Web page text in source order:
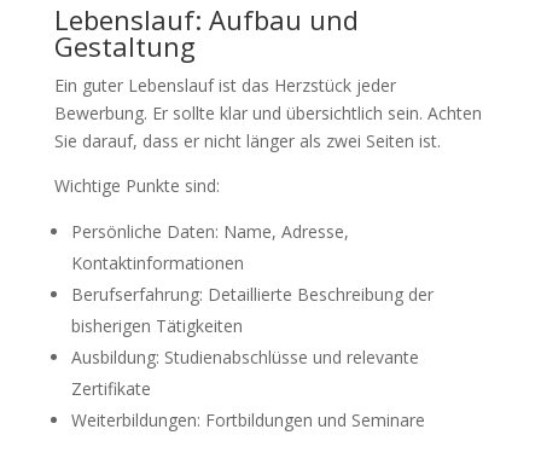
Lebenslauf: Aufbau und
Gestaltung
Ein guter Lebenslauf ist das Herzstück jeder
Bewerbung. Er sollte klar und übersichtlich sein. Achten
Sie darauf, dass er nicht länger als zwei Seiten ist.
Wichtige Punkte sind:
Persönliche Daten: Name, Adresse,
Kontaktinformationen
Berufserfahrung: Detaillierte Beschreibung der
bisherigen Tätigkeiten
Ausbildung: Studienabschlüsse und relevante
Zertifikate
Weiterbildungen: Fortbildungen und Seminare